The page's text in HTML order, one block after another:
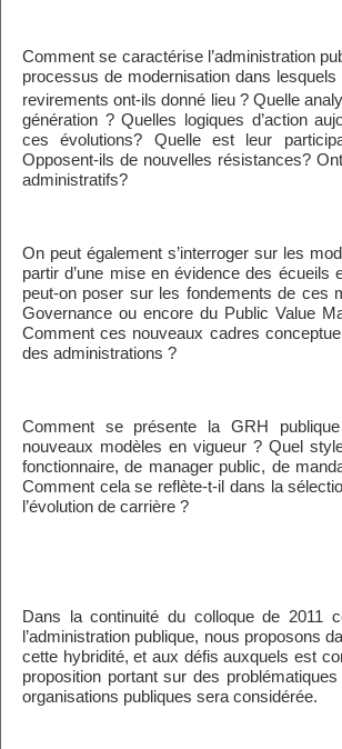
Comment se caractérise l’administration
processus de modernisation dans
revirements ont-ils donné lieu ? Quelle
génération ? Quelles logiques d’action
ces évolutions? Quelle est leur
Opposent-ils de nouvelles résistances?
administratifs?
On peut également s’interroger sur les
partir d’une mise en évidence des
peut-on poser sur les fondements de ces
Governance ou encore du Public Value
Comment ces nouveaux cadres
des administrations ?
Comment se présente la GRH
nouveaux modèles en vigueur ? Quel
fonctionnaire, de manager public, de
Comment cela se reflète-t-il dans la
l’évolution de carrière ?
Dans la continuité du colloque de 2011
l’administration publique, nous proposons
cette hybridité, et aux défis auxquels est
proposition portant sur des
organisations publiques sera considérée.